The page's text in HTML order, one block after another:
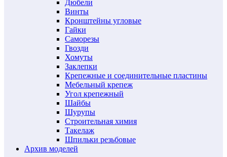
Дюбели
Винты
Кронштейны угловые
Гайки
Саморезы
Гвозди
Хомуты
Заклепки
Крепежные и соединительные пластины
Мебельный крепеж
Угол крепежный
Шайбы
Шурупы
Строительная химия
Такелаж
Шпильки резьбовые
Архив моделей